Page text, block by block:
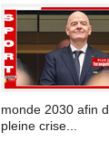
monde 2030 afin
pleine crise...